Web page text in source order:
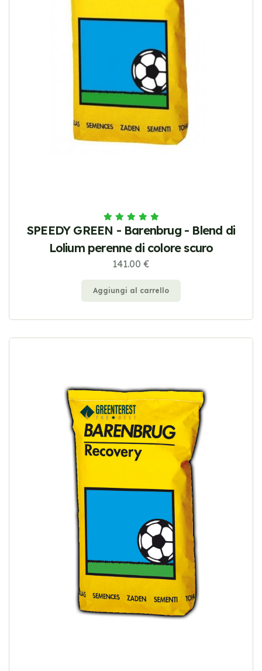
SPEEDY GREEN - Barenbrug - Blend di
Lolium perenne di colore scuro
141.00 €
Aggiungi al carrello